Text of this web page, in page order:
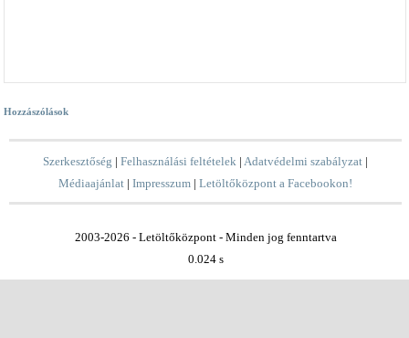
Hozzászólások
Szerkesztőség |Felhasználási feltételek |Adatvédelmi szabályzat |
Médiaajánlat |Impresszum |Letöltőközpont a Facebookon!
2003-2026 - Letöltőközpont - Minden jog fenntartva
0.024 s